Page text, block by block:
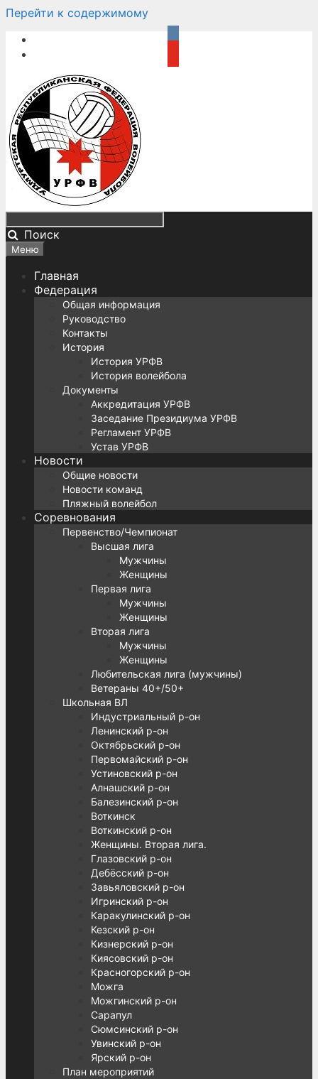
Перейти к содержимому
Поиск
Меню
Главная
Федерация
Общая информация
Руководство
Контакты
История
История УРФВ
История волейбола
Документы
Аккредитация УРФВ
Заседание Президиума УРФВ
Регламент УРФВ
Устав УРФВ
Новости
Общие новости
Новости команд
Пляжный волейбол
Соревнования
Первенство/Чемпионат
Высшая лига
Мужчины
Женщины
Первая лига
Мужчины
Женщины
Вторая лига
Мужчины
Женщины
Любительская лига (мужчины)
Ветераны 40+/50+
Школьная ВЛ
Индустриальный р-он
Ленинский р-он
Октябрьский р-он
Первомайский р-он
Устиновский р-он
Алнашский р-он
Балезинский р-он
Воткинск
Воткинский р-он
Женщины. Вторая лига.
Глазовский р-он
Дебёсский р-он
Завьяловский р-он
Игринский р-он
Каракулинский р-он
Кезский р-он
Кизнерский р-он
Киясовский р-он
Красногорский р-он
Можга
Можгинский р-он
Сарапул
Сюмсинский р-он
Увинский р-он
Ярский р-он
План мероприятий